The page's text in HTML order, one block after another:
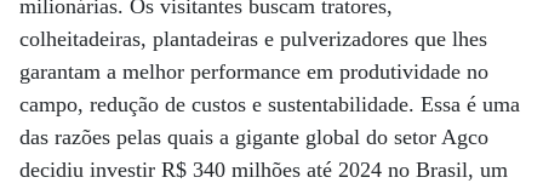
milionárias. Os visitantes buscam tratores,
colheitadeiras, plantadeiras e pulverizadores que lhes
garantam a melhor performance em produtividade no
campo, redução de custos e sustentabilidade. Essa é uma
das razões pelas quais a gigante global do setor Agco
decidiu investir R$ 340 milhões até 2024 no Brasil, um